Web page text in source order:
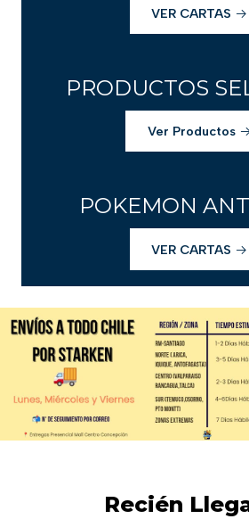
VER CARTAS
PRODUCTOS
Ver Productos
POKEMON
VER CARTAS
Recién